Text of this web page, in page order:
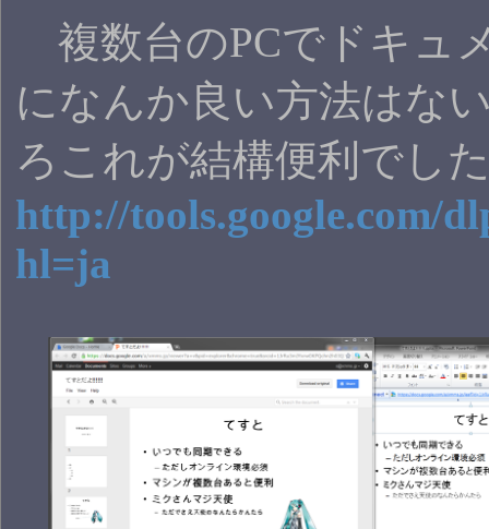
複数台のPCでドキュ
になんか良い方法はな
ろこれが結構便利でし
http://tools.google.com/
hl=ja